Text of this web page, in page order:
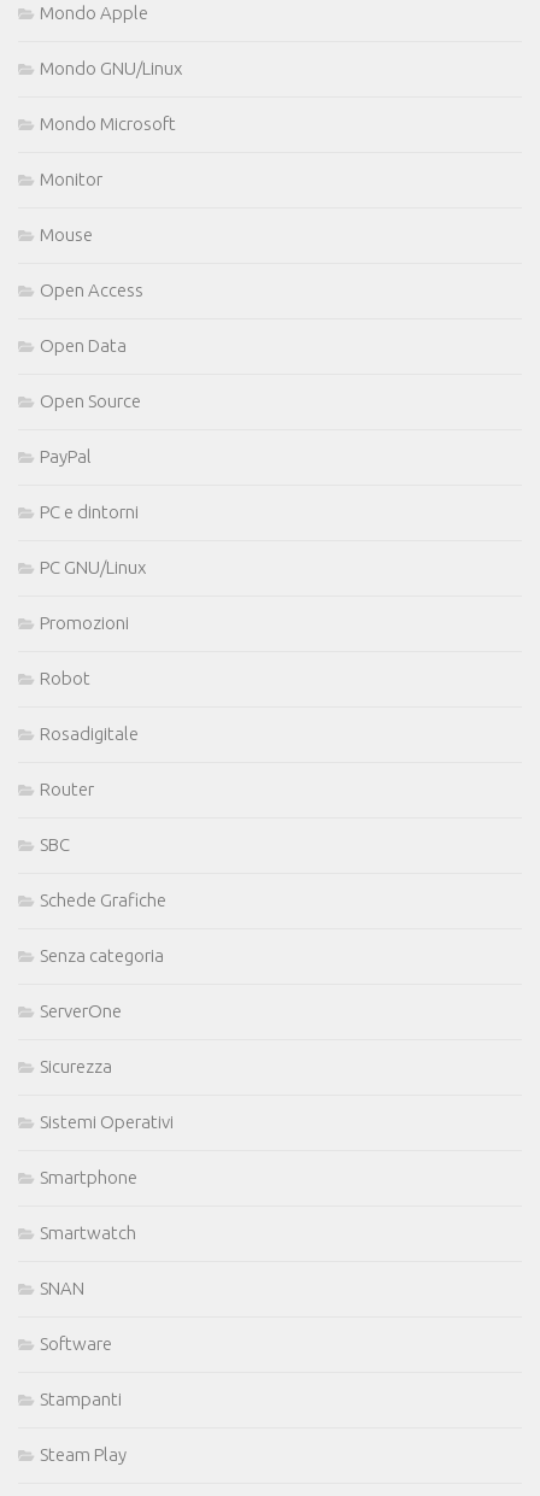
Mondo Apple
Mondo GNU/Linux
Mondo Microsoft
Monitor
Mouse
Open Access
Open Data
Open Source
PayPal
PC e dintorni
PC GNU/Linux
Promozioni
Robot
Rosadigitale
Router
SBC
Schede Grafiche
Senza categoria
ServerOne
Sicurezza
Sistemi Operativi
Smartphone
Smartwatch
SNAN
Software
Stampanti
Steam Play